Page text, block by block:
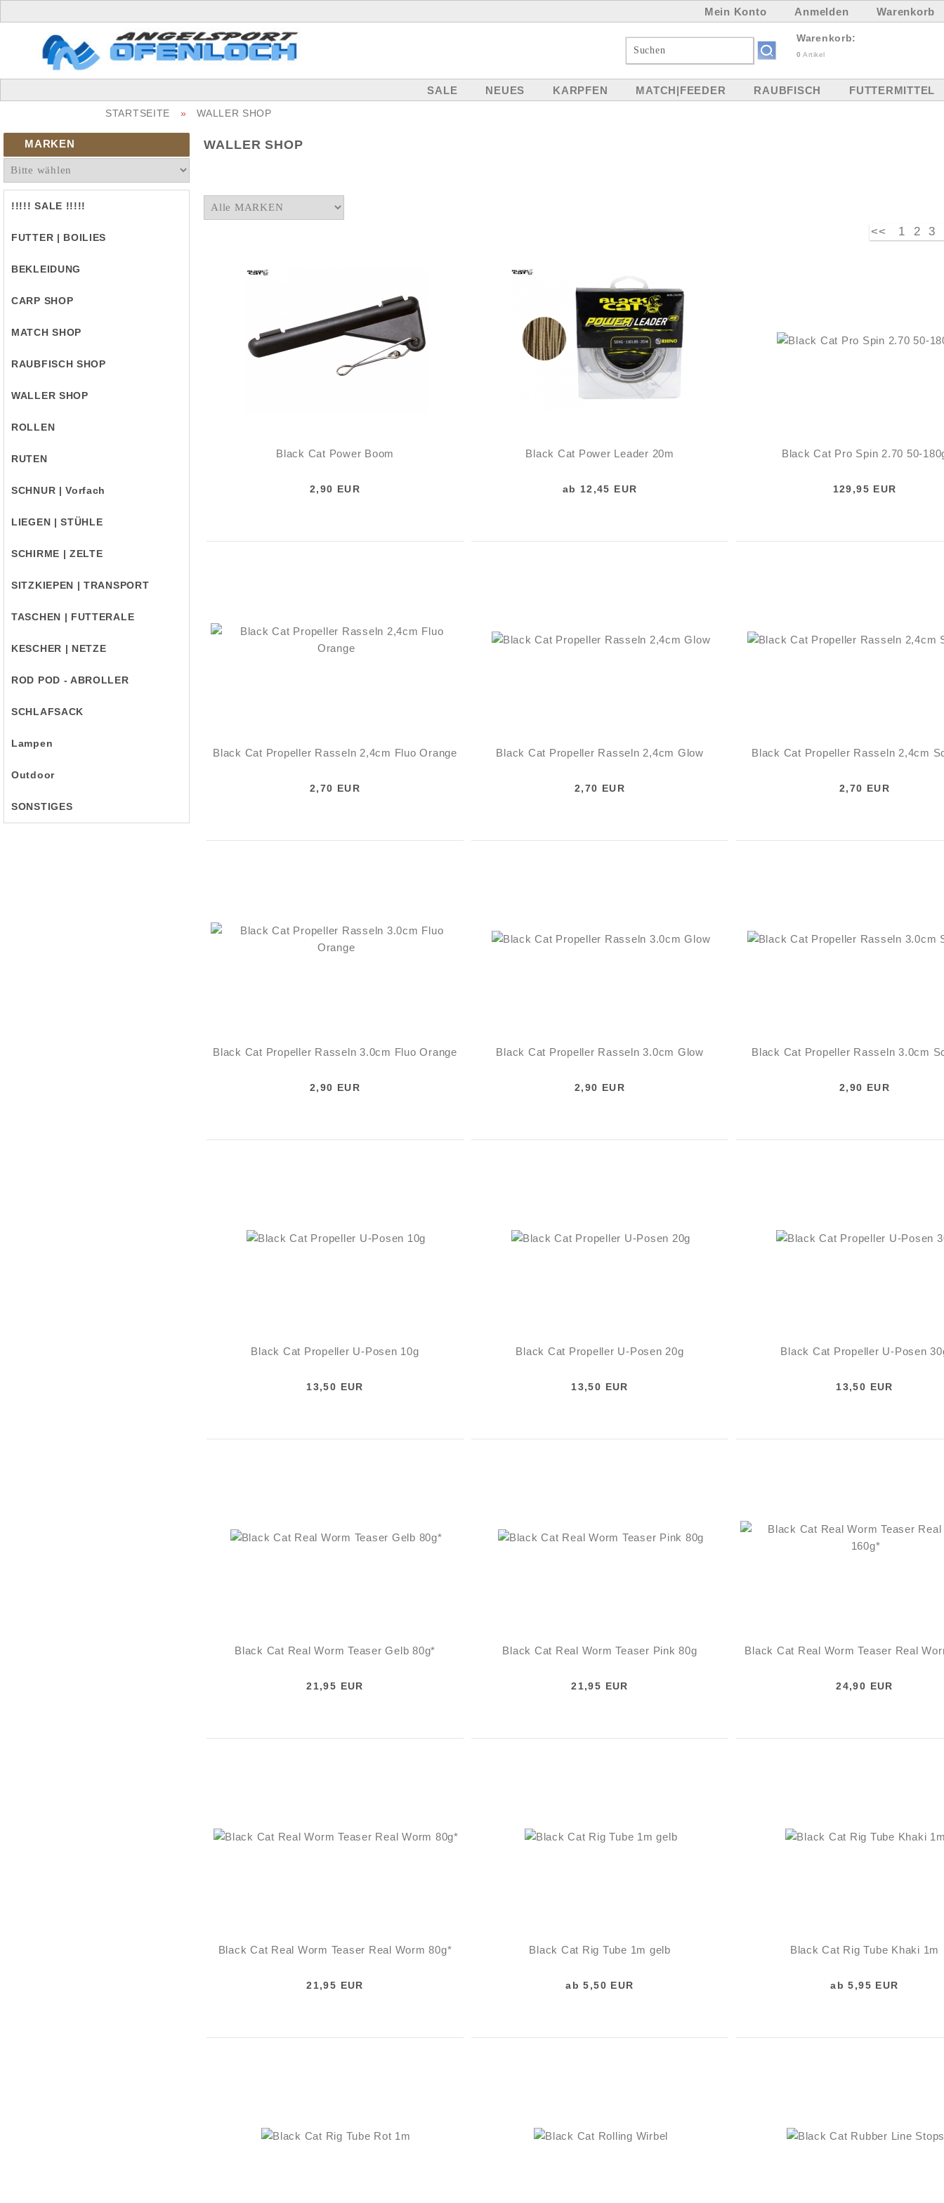
Mein Konto Anmelden Warenkorb
Warenkorb:
0 Artikel
SALE NEUES KARPFEN MATCH|FEEDER RAUBFISCH FUTTERMITTEL
STARTSEITE » WALLER SHOP
MARKEN
!!!!! SALE !!!!!
FUTTER | BOILIES
BEKLEIDUNG
CARP SHOP
MATCH SHOP
RAUBFISCH SHOP
WALLER SHOP
ROLLEN
RUTEN
SCHNUR | Vorfach
LIEGEN | STÜHLE
SCHIRME | ZELTE
SITZKIEPEN | TRANSPORT
TASCHEN | FUTTERALE
KESCHER | NETZE
ROD POD - ABROLLER
SCHLAFSACK
Lampen
Outdoor
SONSTIGES
WALLER SHOP
<< 1 2 3
Black Cat Power Boom
2,90 EUR
Black Cat Power Leader 20m
ab 12,45 EUR
Black Cat Pro Spin 2.70 50-
129,95 EUR
Black Cat Propeller Rasseln 2,4cm Fluo Orange
2,70 EUR
Black Cat Propeller Rasseln 2,4cm Glow
2,70 EUR
Black Cat Propeller Rasseln 2,4cm
2,70 EUR
Black Cat Propeller Rasseln 3.0cm Fluo Orange
2,90 EUR
Black Cat Propeller Rasseln 3.0cm Glow
2,90 EUR
Black Cat Propeller Rasseln 3.0cm
2,90 EUR
Black Cat Propeller U-Posen 10g
13,50 EUR
Black Cat Propeller U-Posen 20g
13,50 EUR
Black Cat Propeller U-Posen
13,50 EUR
Black Cat Real Worm Teaser Gelb 80g*
21,95 EUR
Black Cat Real Worm Teaser Pink 80g
21,95 EUR
Black Cat Real Worm Teaser Real
24,90 EUR
Black Cat Real Worm Teaser Real Worm 80g*
21,95 EUR
Black Cat Rig Tube 1m gelb
ab 5,50 EUR
Black Cat Rig Tube Khaki 1m
ab 5,95 EUR